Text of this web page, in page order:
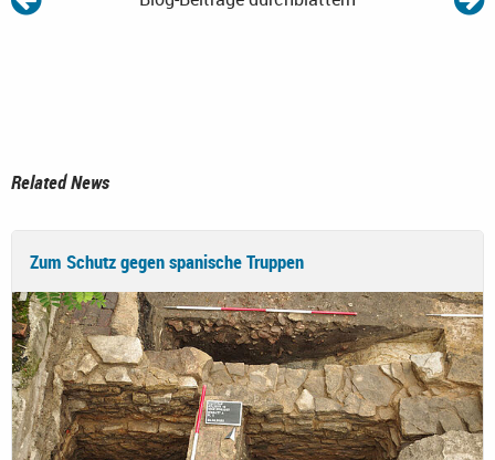
Related News
Zum Schutz gegen spanische Truppen